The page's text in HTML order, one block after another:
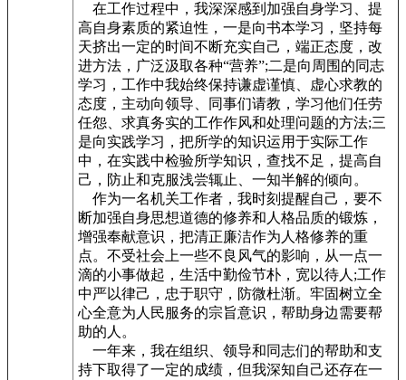
在工作过程中，我深深感到加强自身学习、提
高自身素质的紧迫性，一是向书本学习，坚持每
天挤出一定的时间不断充实自己，端正态度，改
进方法，广泛汲取各种“营养”;二是向周围的同志
学习，工作中我始终保持谦虚谨慎、虚心求教的
态度，主动向领导、同事们请教，学习他们任劳
任怨、求真务实的工作作风和处理问题的方法;三
是向实践学习，把所学的知识运用于实际工作
中，在实践中检验所学知识，查找不足，提高自
己，防止和克服浅尝辄止、一知半解的倾向。
作为一名机关工作者，我时刻提醒自己，要不
断加强自身思想道德的修养和人格品质的锻炼，
增强奉献意识，把清正廉洁作为人格修养的重
点。不受社会上一些不良风气的影响，从一点一
滴的小事做起，生活中勤俭节朴，宽以待人;工作
中严以律己，忠于职守，防微杜渐。牢固树立全
心全意为人民服务的宗旨意识，帮助身边需要帮
助的人。
一年来，我在组织、领导和同志们的帮助和支
持下取得了一定的成绩，但我深知自己还存在一